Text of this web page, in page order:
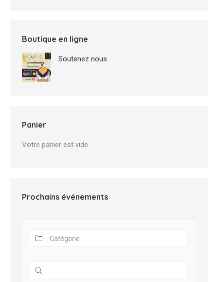
Boutique en ligne
Soutenez nous
Panier
Votre panier est vide.
Prochains événements